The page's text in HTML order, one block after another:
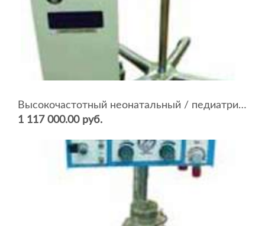
Высокочастотный неонатальный / педиатрический ИВЛ SLE 2000 HFO
1 117 000.00 руб.